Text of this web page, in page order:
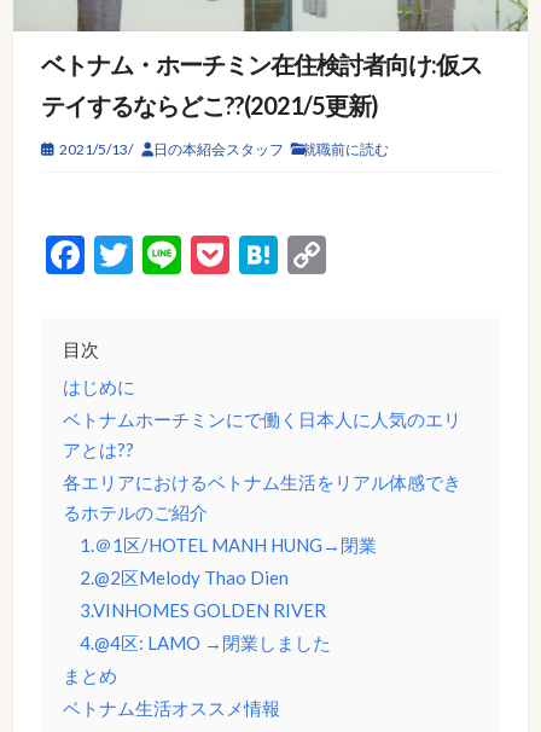
ベトナム・ホーチミン在住検討者向け:仮ス
テイするならどこ??(2021/5更新)
2021/5/13/ 日の本紹会スタッフ 就職前に読む
Facebook
Twitter
LinePocketHatena
Copy
目次
はじめに
ベトナムホーチミンにで働く日本人に人気のエリ
アとは??
各エリアにおけるベトナム生活をリアル体感でき
るホテルのご紹介
1.＠1区/HOTEL MANH HUNG→閉業
2.@2区Melody Thao Dien
3.VINHOMES GOLDEN RIVER
4.@4区: LAMO →閉業しました
まとめ
ベトナム生活オススメ情報